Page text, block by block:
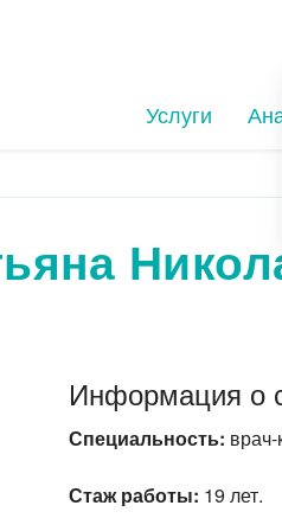
Услуги
коррекция зрения
Информация о
Специальность: врач-
Стаж работы: 19 лет.